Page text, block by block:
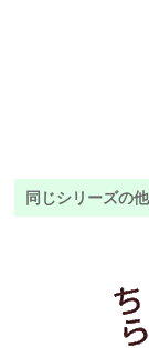
同じシリーズの